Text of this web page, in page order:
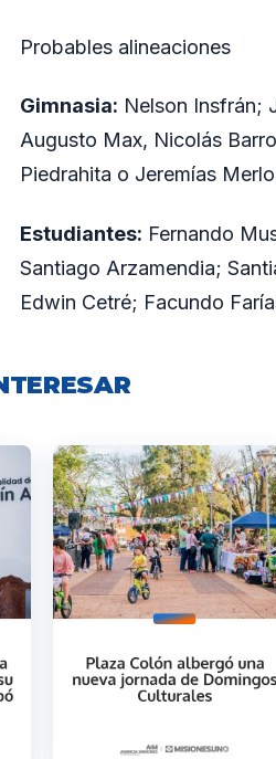
Probables alineaciones
Gimnasia: Nelson Insfrán;
Augusto Max, Nicolás
Piedrahita o Jeremías
Estudiantes: Fernando
Santiago Arzamendia;
Edwin Cetré; Facundo